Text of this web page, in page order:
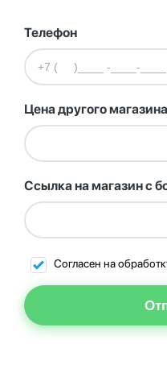
Телефон
Цена другого магазина
Ссылка на магазин с
Согласен на